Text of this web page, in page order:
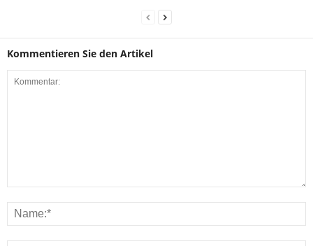
Kommentieren Sie den Artikel